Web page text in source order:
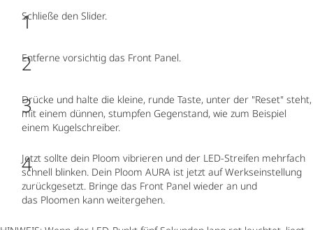
Schließe den Slider.
Entferne vorsichtig das Front Panel.
Drücke und halte die kleine, runde Taste, unter der "Reset" steht,
mit einem dünnen, stumpfen Gegenstand, wie zum Beispiel
einem Kugelschreiber.
Jetzt sollte dein Ploom vibrieren und der LED-Streifen mehrfach
schnell blinken. Dein Ploom AURA ist jetzt auf Werkseinstellung
zurückgesetzt. Bringe das Front Panel wieder an und
das Ploomen kann weitergehen.